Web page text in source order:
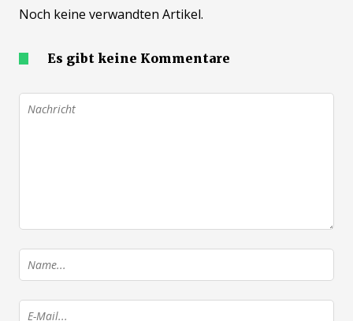
Noch keine verwandten Artikel.
Es gibt keine Kommentare